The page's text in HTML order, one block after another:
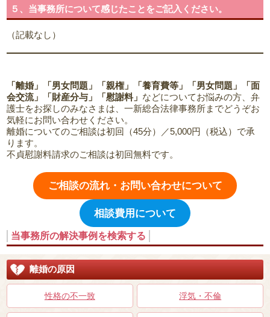
５、当事務所について感じたことをご記入ください。
（記載なし）
「離婚」「男女問題」「親権」「養育費等」「男女問題」「面
会交流」「財産分与」「慰謝料」 などについてお悩みの方、弁
護士をお探しのみなさまは、一新総合法律事務所までどうぞお
気軽にお問い合わせください。
離婚についてのご相談は初回（45分）／5,000円（税込）で承
ります。
不貞慰謝料請求のご相談は初回無料です。
ご相談の流れ・お問い合わせについて
相談費用について
当事務所の解決事例を検索する
離婚の原因
性格の不一致 浮気・不倫